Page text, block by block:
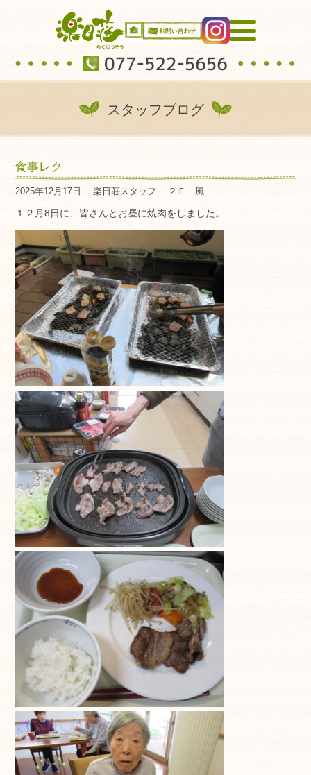
スタッフブログ
食事レク
2025年12月17日 楽日荘スタッフ ２Ｆ 風
１２月8日に、皆さんとお昼に焼肉をしました。